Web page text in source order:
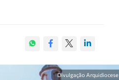
Divulgação Arquidiocese